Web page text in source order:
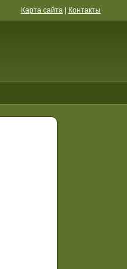
Карта сайта | Контакты